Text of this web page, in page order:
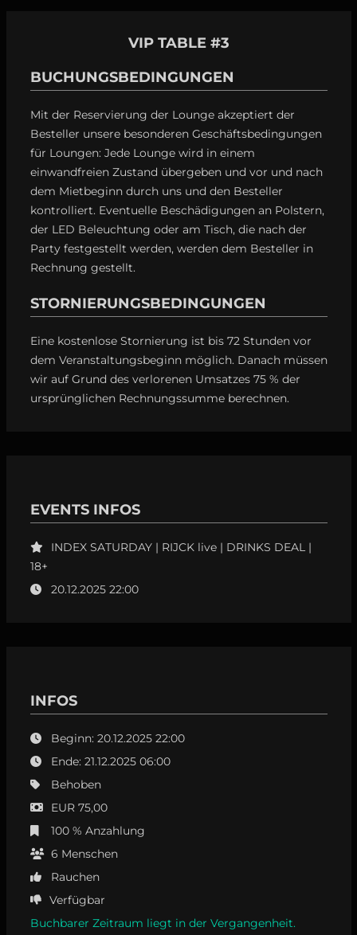
VIP TABLE #3
BUCHUNGSBEDINGUNGEN
Mit der Reservierung der Lounge akzeptiert der
Besteller unsere besonderen Geschäftsbedingungen
für Loungen: Jede Lounge wird in einem
einwandfreien Zustand übergeben und vor und nach
dem Mietbeginn durch uns und den Besteller
kontrolliert. Eventuelle Beschädigungen an Polstern,
der LED Beleuchtung oder am Tisch, die nach der
Party festgestellt werden, werden dem Besteller in
Rechnung gestellt.
STORNIERUNGSBEDINGUNGEN
Eine kostenlose Stornierung ist bis 72 Stunden vor
dem Veranstaltungsbeginn möglich. Danach müssen
wir auf Grund des verlorenen Umsatzes 75 % der
ursprünglichen Rechnungssumme berechnen.
EVENTS INFOS
INDEX SATURDAY | RIJCK live | DRINKS DEAL |
18+
20.12.2025 22:00
INFOS
Beginn: 20.12.2025 22:00
Ende: 21.12.2025 06:00
Behoben
EUR 75,00
100 % Anzahlung
6 Menschen
Rauchen
Verfügbar
Buchbarer Zeitraum liegt in der Vergangenheit.